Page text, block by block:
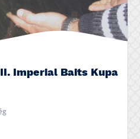
Imperial Baits Kupa